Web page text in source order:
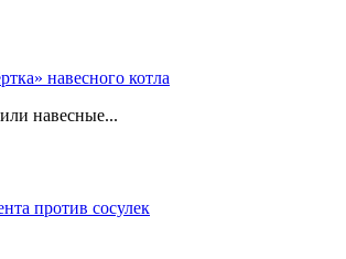
навесного котла
навесные...
против сосулек